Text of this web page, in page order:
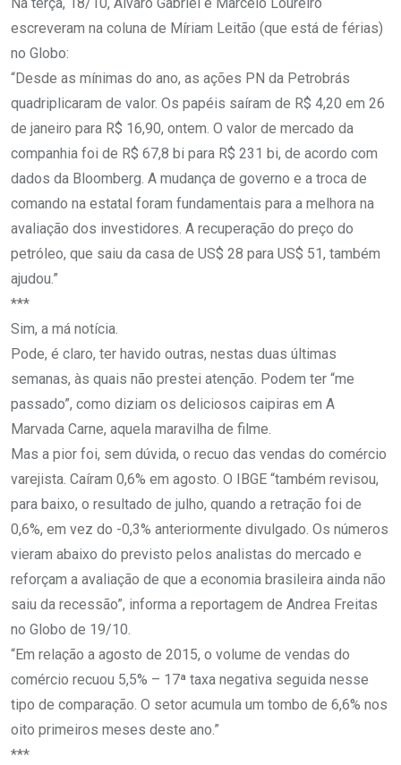
escreveram na coluna de Míriam Leitão (que está de férias)
no Globo:
“Desde as mínimas do ano, as ações PN da Petrobrás
quadriplicaram de valor. Os papéis saíram de R$ 4,20 em 26
de janeiro para R$ 16,90, ontem. O valor de mercado da
companhia foi de R$ 67,8 bi para R$ 231 bi, de acordo com
dados da Bloomberg. A mudança de governo e a troca de
comando na estatal foram fundamentais para a melhora na
avaliação dos investidores. A recuperação do preço do
petróleo, que saiu da casa de US$ 28 para US$ 51, também
ajudou.”
***
Sim, a má notícia.
Pode, é claro, ter havido outras, nestas duas últimas
semanas, às quais não prestei atenção. Podem ter “me
passado”, como diziam os deliciosos caipiras em A
Marvada Carne, aquela maravilha de filme.
Mas a pior foi, sem dúvida, o recuo das vendas do comércio
varejista. Caíram 0,6% em agosto. O IBGE “também revisou,
para baixo, o resultado de julho, quando a retração foi de
0,6%, em vez do -0,3% anteriormente divulgado. Os números
vieram abaixo do previsto pelos analistas do mercado e
reforçam a avaliação de que a economia brasileira ainda não
saiu da recessão”, informa a reportagem de Andrea Freitas
no Globo de 19/10.
“Em relação a agosto de 2015, o volume de vendas do
comércio recuou 5,5% – 17ª taxa negativa seguida nesse
tipo de comparação. O setor acumula um tombo de 6,6% nos
oito primeiros meses deste ano.”
***